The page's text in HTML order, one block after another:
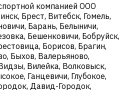
компанией ООО
Брест, Витебск, Гомель,
Барань, Белыничи,
Бешенковичи, Бобруйск,
Борисов, Брагин,
Быхов, Валерьяново,
Вилейка, Волковыск,
Ганцевичи, Глубокое,
Давид-Городок,